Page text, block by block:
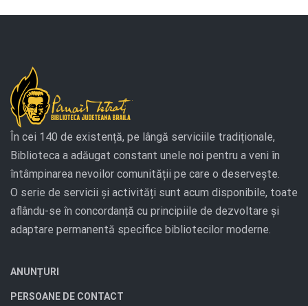
În cei 140 de existență, pe lângă serviciile tradiționale,
Biblioteca a adăugat constant unele noi pentru a veni în
întâmpinarea nevoilor comunității pe care o deservește.
O serie de servicii și activități sunt acum disponibile, toate
aflându-se în concordanță cu principiile de dezvoltare și
adaptare permanentă specifice bibliotecilor moderne.
ANUNȚURI
PERSOANE DE CONTACT